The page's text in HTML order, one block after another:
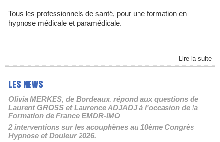
Tous les professionnels de santé, pour une formation en
hypnose médicale et paramédicale.
Lire la suite
LES NEWS
Olivia MERKES, de Bordeaux, répond aux questions de
Laurent GROSS et Laurence ADJADJ à l'occasion de la
Formation de France EMDR-IMO
2 interventions sur les acouphènes au 10ème Congrès
Hypnose et Douleur 2026.